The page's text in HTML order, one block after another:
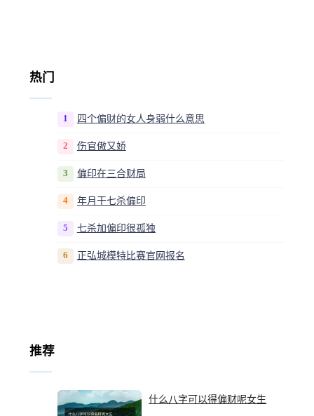
热门
1 四个偏财的女人身弱什么意思
2 伤官傲又娇
3 偏印在三合财局
4 年月干七杀偏印
5 七杀加偏印很孤独
6 正弘城模特比赛官网报名
推荐
什么八字可以得偏财呢女生